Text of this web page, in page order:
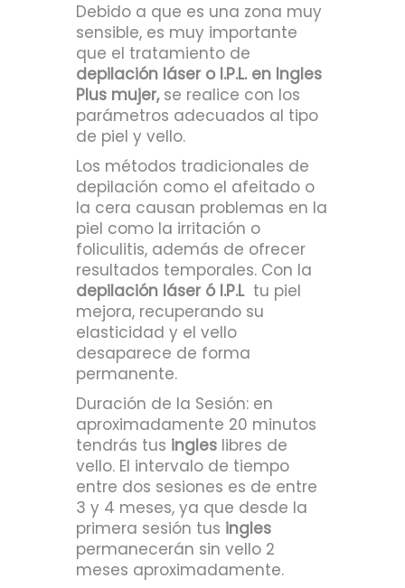
Debido a que es una zona muy
sensible, es muy importante
que el tratamiento de
depilación láser o I.P.L. en Ingles
Plus mujer,se realice con los
parámetros adecuados al tipo
de piel y vello.
Los métodos tradicionales de
depilación como el afeitado o
la cera causan problemas en la
piel como la irritación o
foliculitis, además de ofrecer
resultados temporales. Con la
depilación láser ó I.P.Ltu piel
mejora, recuperando su
elasticidad y el vello
desaparece de forma
permanente.
Duración de la Sesión: en
aproximadamente 20 minutos
tendrás tus ingles libres de
vello. El intervalo de tiempo
entre dos sesiones es de entre
3 y 4 meses, ya que desde la
primera sesión tus ingles
permanecerán sin vello 2
meses aproximadamente.